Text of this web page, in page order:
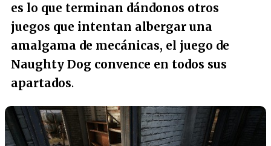
es lo que terminan dándonos otros
juegos que intentan albergar una
amalgama de mecánicas, el juego de
Naughty Dog convence en todos sus
apartados.